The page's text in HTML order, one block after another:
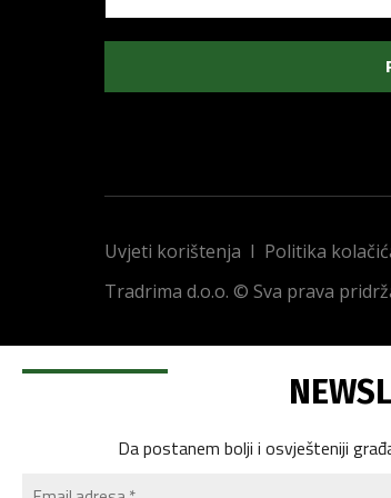
Uvjeti korištenja I Politika
Tradrima d.o.o. © Sva prava
Da postanem bolji i osvješteniji